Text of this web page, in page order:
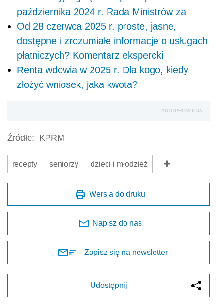
października 2024 r. Rada Ministrów za
Od 28 czerwca 2025 r. proste, jasne,
dostępne i zrozumiałe informacje o usługach
płatniczych? Komentarz ekspercki
Renta wdowia w 2025 r. Dla kogo, kiedy
złożyć wniosek, jaka kwota?
AUTOPROMOCJA
Źródło: KPRM
recepty seniorzy dzieci i młodzież
Wersja do druku
Napisz do nas
Zapisz się na newsletter
Udostępnij